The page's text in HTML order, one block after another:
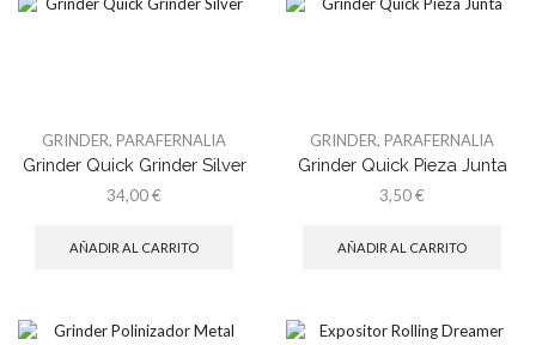
GRINDER, PARAFERNALIA
Grinder Quick Grinder Silver
34,00€
AÑADIR AL CARRITO
GRINDER, PARAFERNALIA
Grinder Quick Pieza Junta
3,50€
AÑADIR AL CARRITO